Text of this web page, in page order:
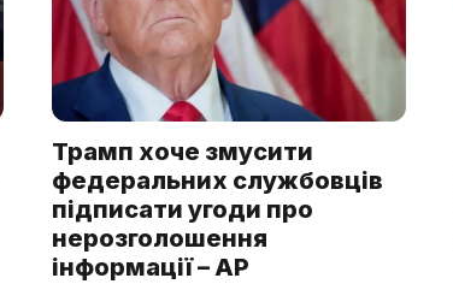
Трамп хоче змусити
федеральних службовців
підписати угоди про
нерозголошення
інформації – AP